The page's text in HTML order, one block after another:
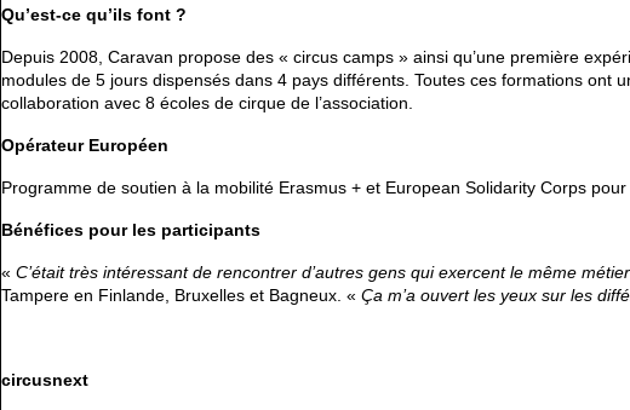
Qu’est-ce qu’ils font ?
Depuis 2008, Caravan propose des « circus camps » ainsi qu’une première
modules de 5 jours dispensés dans 4 pays différents. Toutes ces formations ont
collaboration avec 8 écoles de cirque de l’association.
Opérateur Européen
Programme de soutien à la mobilité Erasmus + et European Solidarity Corps
Bénéfices pour les participants
« C’était très intéressant de rencontrer d’autres gens qui exercent le même
Tampere en Finlande, Bruxelles et Bagneux. « Ça m’a ouvertles yeux sur les
circusnext